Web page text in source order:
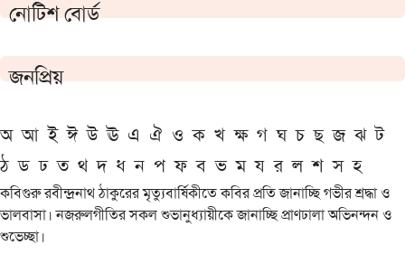
নোটিশ বোর্ড
জনপ্রিয়
অ আ ই ঈ উ ঊ এ ঐ ও ক খ ক্ষ গ ঘ চ ছ জ ঝ ট
ঠ ড ঢ ত থ দ ধ ন প ফ ব ভ ম য র ল শ স হ
কবিগুরু রবীন্দ্রনাথ ঠাকুরের মৃত্যুবার্ষিকীতে কবির প্রতি জানাচ্ছি গভীর শ্রদ্ধা ও
ভালবাসা। নজরুলগীতির সকল শুভানুধ্যায়ীকে জানাচ্ছি প্রাণঢালা অভিনন্দন ও
শুভেচ্ছা।